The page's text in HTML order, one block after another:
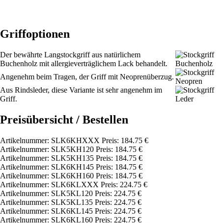
Griffoptionen
Der bewährte Langstockgriff aus natürlichem
Buchenholz mit allergieverträglichem Lack behandelt.
Angenehm beim Tragen, der Griff mit Neoprenüberzug.
Aus Rindsleder, diese Variante ist sehr angenehm im
Griff.
Preisübersicht / Bestellen
Artikelnummer: SLK6KHXXX Preis: 184.75 €
Artikelnummer: SLK5KH120 Preis: 184.75 €
Artikelnummer: SLK5KH135 Preis: 184.75 €
Artikelnummer: SLK6KH145 Preis: 184.75 €
Artikelnummer: SLK6KH160 Preis: 184.75 €
Artikelnummer: SLK6KLXXX Preis: 224.75 €
Artikelnummer: SLK5KL120 Preis: 224.75 €
Artikelnummer: SLK5KL135 Preis: 224.75 €
Artikelnummer: SLK6KL145 Preis: 224.75 €
Artikelnummer: SLK6KL160 Preis: 224.75 €